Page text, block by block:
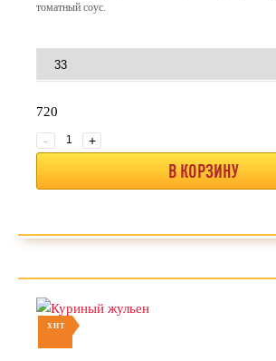
томатный соус.
720
-
+
В КОРЗИНУ
ХИТ